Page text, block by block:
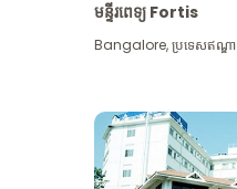
មន្ទីរពេទ្យ Fortis
Bangalore,ប្រទេសឥណ្ឌា